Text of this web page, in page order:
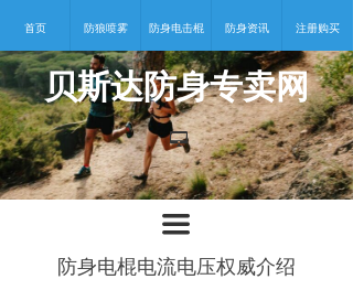
贝斯达防身专卖网
首页 防狼喷雾 防身电击棍 防身资讯 注册购买
넡
防身电棍电流电压权威介绍
끀